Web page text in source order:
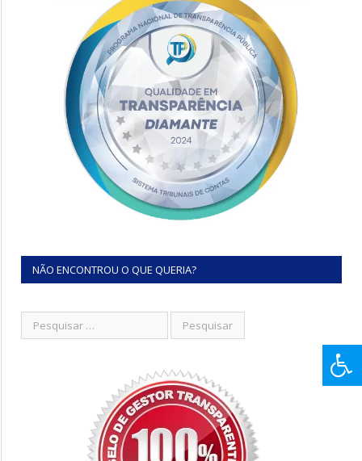
NÃO ENCONTROU O QUE QUERIA?